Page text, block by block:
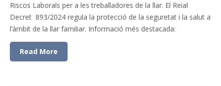
Riscos Laborals per a les treballadores de la llar. El Reial
Decret 893/2024 regula la protecció de la seguretat i la salut a
l’àmbit de la llar familiar. Informació més destacada:
Read More